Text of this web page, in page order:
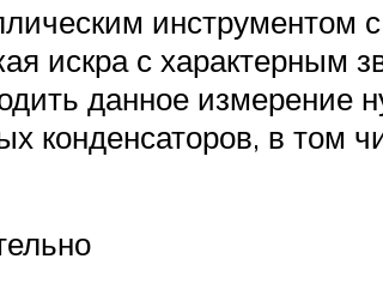
инструментом с
искра с характерным
данное измерение
конденсаторов, в том